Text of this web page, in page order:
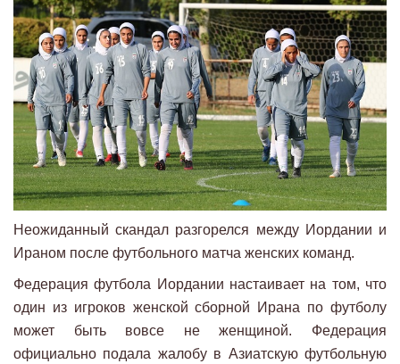
Неожиданный скандал разгорелся между Иордании и
Ираном после футбольного матча женских команд.
Федерация футбола Иордании настаивает на том, что
один из игроков женской сборной Ирана по футболу
может быть вовсе не женщиной. Федерация
официально подала жалобу в Азиатскую футбольную